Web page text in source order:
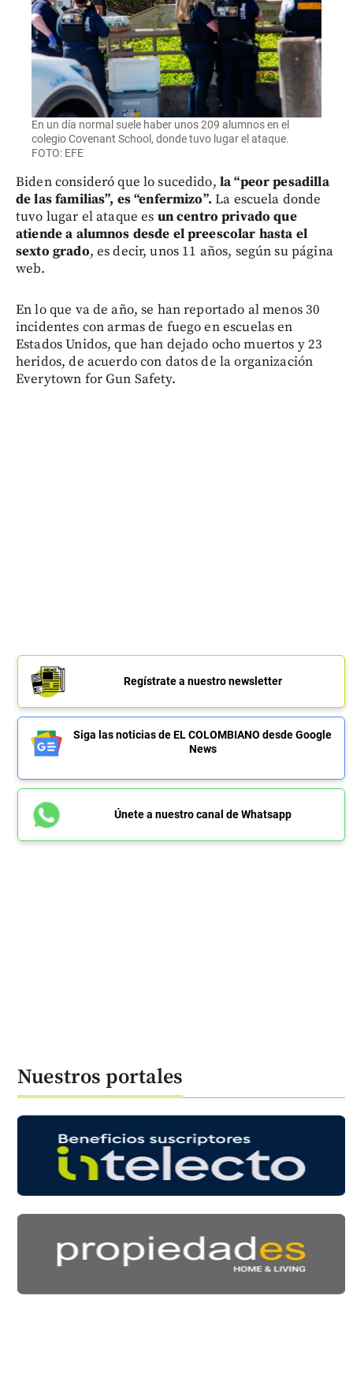
En un día normal suele haber unos 209 alumnos en el
colegio Covenant School, donde tuvo lugar el ataque.
FOTO: EFE
Biden consideró que lo sucedido, la “peor pesadilla
de las familias”, es “enfermizo”. La escuela donde
tuvo lugar el ataque es un centro privado que
atiende a alumnos desde el preescolar hasta el
sexto grado, es decir, unos 11 años, según su página
web.
En lo que va de año, se han reportado al menos 30
incidentes con armas de fuego en escuelas en
Estados Unidos, que han dejado ocho muertos y 23
heridos, de acuerdo con datos de la organización
Everytown for Gun Safety.
Regístrate a nuestro newsletter
Siga las noticias de EL COLOMBIANO desde Google
News
Únete a nuestro canal de Whatsapp
Nuestros portales